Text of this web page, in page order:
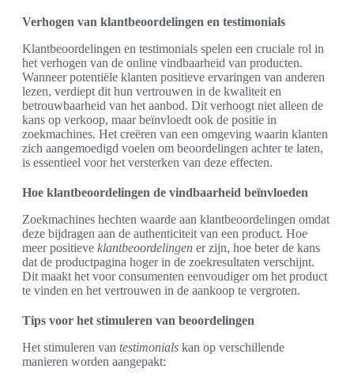
Verhogen van klantbeoordelingen en testimonials
Klantbeoordelingen en testimonials spelen een cruciale rol in
het verhogen van de online vindbaarheid van producten.
Wanneer potentiële klanten positieve ervaringen van anderen
lezen, verdiept dit hun vertrouwen in de kwaliteit en
betrouwbaarheid van het aanbod. Dit verhoogt niet alleen de
kans op verkoop, maar beïnvloedt ook de positie in
zoekmachines. Het creëren van een omgeving waarin klanten
zich aangemoedigd voelen om beoordelingen achter te laten,
is essentieel voor het versterken van deze effecten.
Hoe klantbeoordelingen de vindbaarheid beïnvloeden
Zoekmachines hechten waarde aan klantbeoordelingen omdat
deze bijdragen aan de authenticiteit van een product. Hoe
meer positieve klantbeoordelingen er zijn, hoe beter de kans
dat de productpagina hoger in de zoekresultaten verschijnt.
Dit maakt het voor consumenten eenvoudiger om het product
te vinden en het vertrouwen in de aankoop te vergroten.
Tips voor het stimuleren van beoordelingen
Het stimuleren van testimonials kan op verschillende
manieren worden aangepakt: